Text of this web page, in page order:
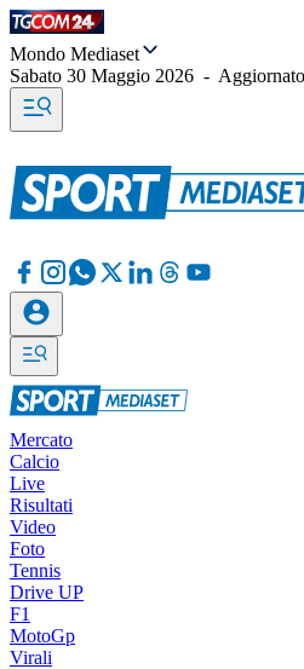
Mondo Mediaset
Sabato 30 Maggio 2026 -
Mercato
Calcio
Live
Risultati
Video
Foto
Tennis
Drive UP
F1
MotoGp
Virali